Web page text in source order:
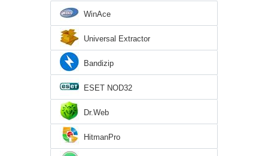
WinAce
Universal Extractor
Bandizip
ESET NOD32
Dr.Web
HitmanPro